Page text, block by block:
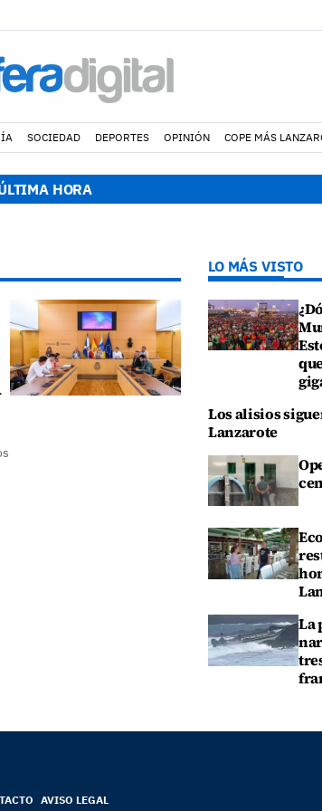
SOCIEDAD DEPORTES OPINIÓN COPE MÁS
HORA
a Yonathan de León y a Echedey Eugenio por
LO MÁS VISTO
Los alisios
Lanzarote
La
AVISO LEGAL